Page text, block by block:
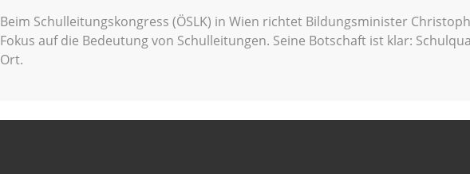
Beim Schulleitungskongress (ÖSLK) in Wien richtet Bildungsminister
Fokus auf die Bedeutung von Schulleitungen. Seine Botschaft ist klar:
Ort.